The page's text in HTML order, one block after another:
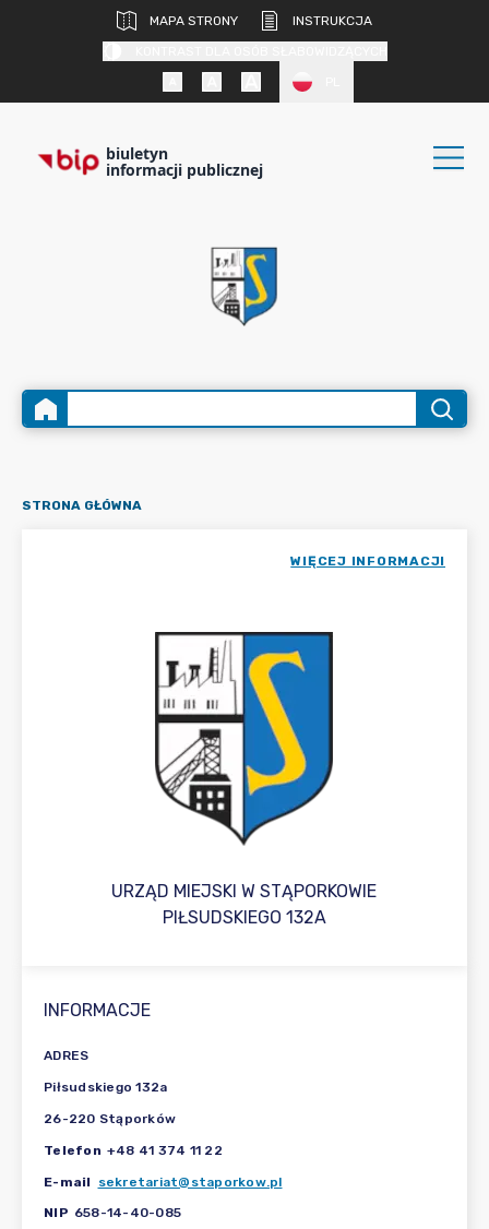
MAPA STRONY
INSTRUKCJA
biuletyn
informacji publicznej
STRONA GŁÓWNA
URZĄD MIEJSKI W STĄPORKOWIE
WIĘCEJ INFORMACJI
PIŁSUDSKIEGO 132A
INFORMACJE
ADRES
Piłsudskiego 132a
26-220 Stąporków
Telefon +48 41 374 11 22
E-mail sekretariat@staporkow.pl
NIP 658-14-40-085